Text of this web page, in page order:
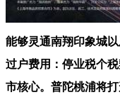
能够灵通南翔印象城
过户费用：停业税个
市核心。普陀桃浦将